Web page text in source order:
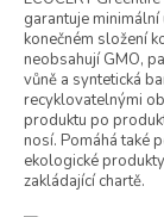
garantuje
konečném složení
neobsahují GMO,
vůně a syntetická
recyklovatelnými
produktu po
nosí. Pomáhá také
ekologické
zakládající chartě.